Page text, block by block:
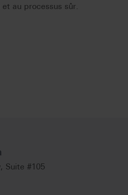
au processus sûr.
Suite #105